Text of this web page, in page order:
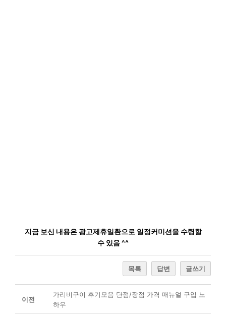
지금 보신 내용은 광고제휴일환으로 일정커미션을 수령할
수 있음 ^^
목록 답변 글쓰기
이전
가리비구이 후기모음 단점/장점 가격 매뉴얼 구입 노
하우